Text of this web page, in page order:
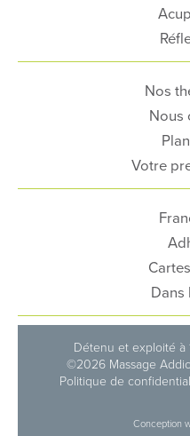
Nos
Nous
Votre
Dans
Détenu et exploité à
©2026 Massage
Politique de
Conception